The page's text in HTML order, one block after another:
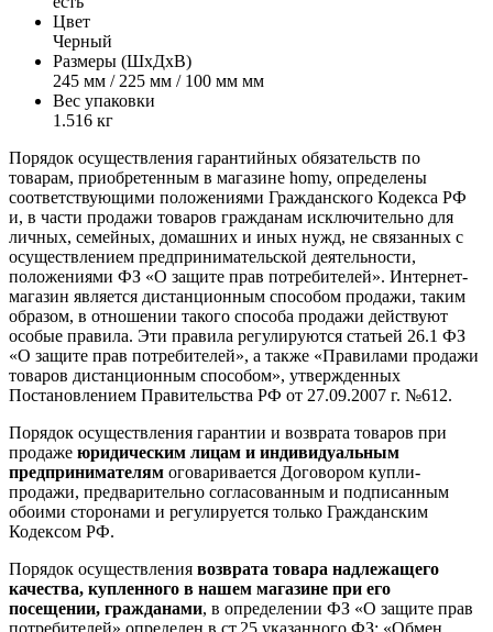
Цвет
Черный
Размеры (ШxДxВ)
245 мм / 225 мм / 100 мм мм
Вес упаковки
1.516 кг
Порядок осуществления гарантийных обязательств по
товарам, приобретенным в магазине homy, определены
соответствующими положениями Гражданского Кодекса РФ
и, в части продажи товаров гражданам исключительно для
личных, семейных, домашних и иных нужд, не связанных с
осуществлением предпринимательской деятельности,
положениями ФЗ «О защите прав потребителей». Интернет-
магазин является дистанционным способом продажи, таким
образом, в отношении такого способа продажи действуют
особые правила. Эти правила регулируются статьей 26.1 ФЗ
«О защите прав потребителей», а также «Правилами продажи
товаров дистанционным способом», утвержденных
Постановлением Правительства РФ от 27.09.2007 г. №612.
Порядок осуществления гарантии и возврата товаров при
продаже юридическим лицам и индивидуальным
предпринимателям оговаривается Договором купли-
продажи, предварительно согласованным и подписанным
обоими сторонами и регулируется только Гражданским
Кодексом РФ.
Порядок осуществления возврата товара надлежащего
качества, купленного в нашем магазине при его
посещении, гражданами, в определении ФЗ «О защите прав
потребителей» определен в ст.25 указанного ФЗ: «Обмен